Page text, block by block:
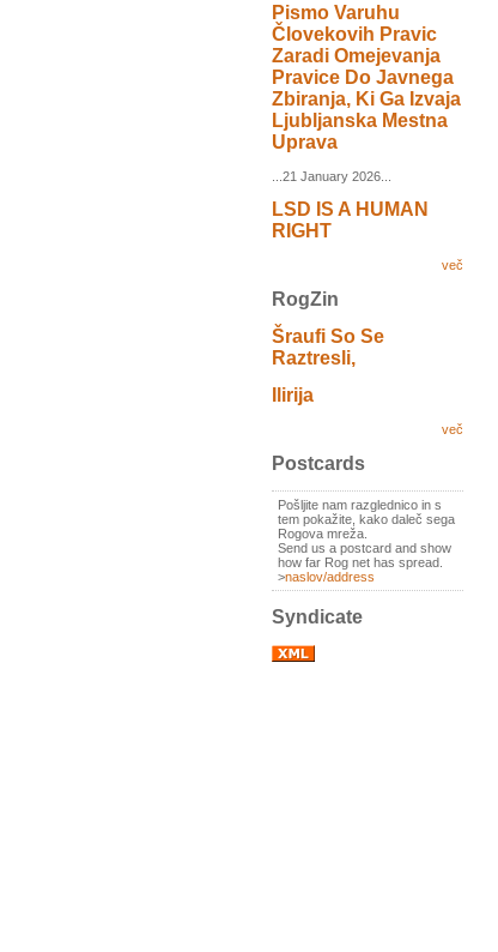
Pismo Varuhu
Človekovih Pravic
Zaradi Omejevanja
Pravice Do Javnega
Zbiranja, Ki Ga Izvaja
Ljubljanska Mestna
Uprava
...21 January 2026...
LSD IS A HUMAN
RIGHT
več
RogZin
Šraufi So Se
Raztresli,
Ilirija
več
Postcards
Pošljite nam razglednico in s
tem pokažite, kako daleč sega
Rogova mreža.
Send us a postcard and show
how far Rog net has spread.
>naslov/address
Syndicate